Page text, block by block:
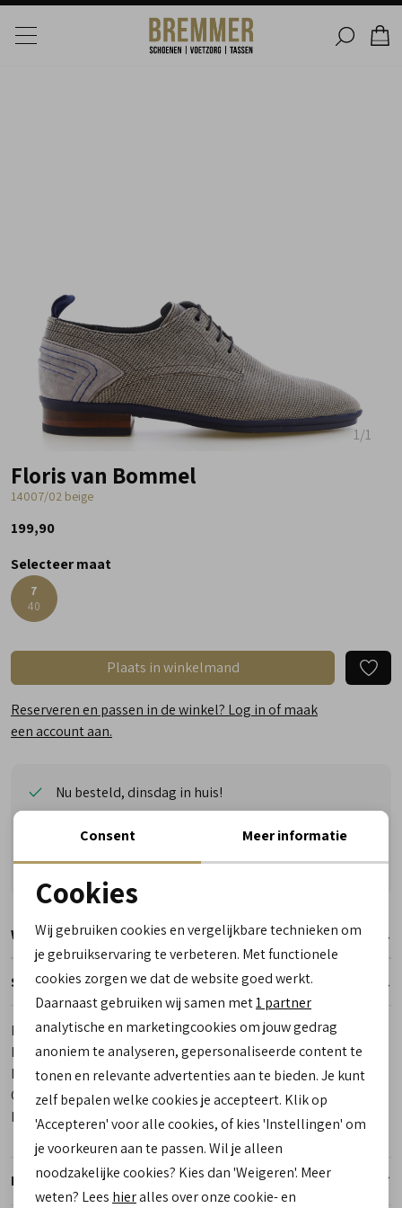
1/1
Floris van Bommel
14007/02 beige
199,90
Selecteer maat
7
40
Plaats in winkelmand
Reserveren en passen in de winkel? Log in of maak
een account aan.
Nu besteld, dinsdag in huis!
Vragen? Wij helpen u graag! Whatsapp of bel ons
Gratis verzending vanaf €50,- (uitgezonderd sale)
Reserveer- en passervice in de winkel!
Winkelvoorraad
Specificaties
Merk
Floris van Bommel
Leveranciercode
14007/02
Bestelcode
00016982-40
Categorie
Geklede schoenen
Kleur
Beige
Retourneren
Noodzakelijke cookies
Analytische cookies
Marketing cookies
Consent Meer informatie
Cookies
Wij gebruiken cookies en vergelijkbare technieken om
je gebruikservaring te verbeteren. Met functionele
cookies zorgen we dat de website goed werkt.
Daarnaast gebruiken wij samen met1 partner
analytische en marketingcookies om jouw gedrag
anoniem te analyseren, gepersonaliseerde content te
tonen en relevante advertenties aan te bieden. Je kunt
zelf bepalen welke cookies je accepteert. Klik op
'Accepteren' voor alle cookies, of kies 'Instellingen' om
je voorkeuren aan te passen. Wil je alleen
noodzakelijke cookies? Kies dan 'Weigeren'. Meer
weten? Lees hieralles over onze cookie- en